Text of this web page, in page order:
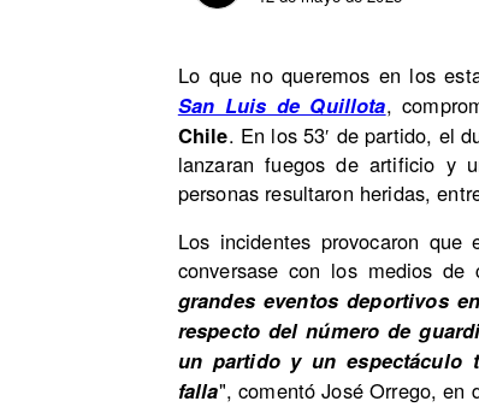
Lo que no queremos en los
San Luis de Quillota,
Chile. En los 53′ de partido, el
lanzaran fuegos de artificio y
personas resultaron heridas,
Los incidentes provocaron
conversase con los medios de
grandes eventos deportivos
respecto del número de
un partido y un espectáculo
falla", comentó José Orrego, en